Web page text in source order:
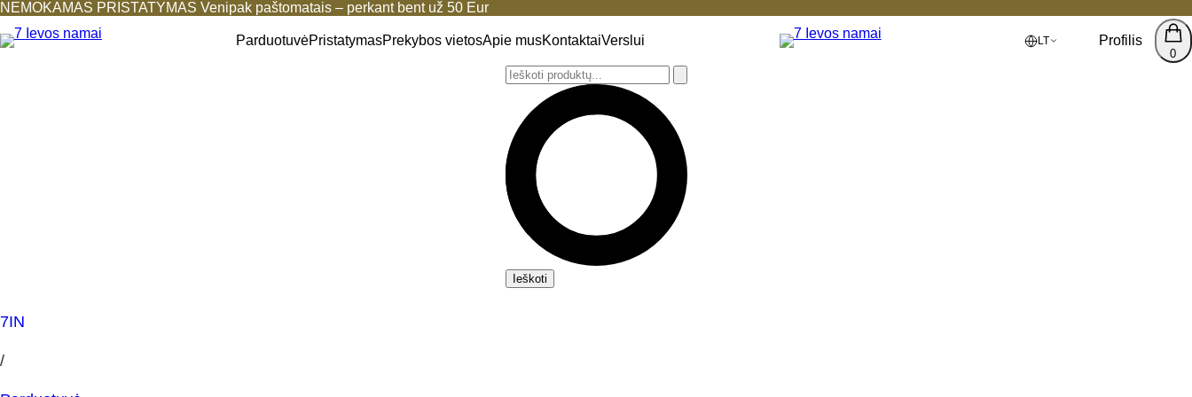
NEMOKAMAS PRISTATYMAS Venipak paštomatais – perkant bent už 50 Eur
ParduotuvėPristatymasPrekybos vietosApie musKontaktaiVerslui LT Profilis
0
Ieškoti
7IN
/